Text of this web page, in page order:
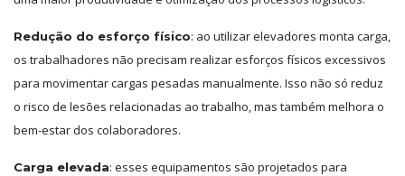
Redução do esforço físico: ao utilizar elevadores monta carga,
os trabalhadores não precisam realizar esforços físicos excessivos
para movimentar cargas pesadas manualmente. Isso não só reduz
o risco de lesões relacionadas ao trabalho, mas também melhora o
bem-estar dos colaboradores.
Carga elevada: esses equipamentos são projetados para